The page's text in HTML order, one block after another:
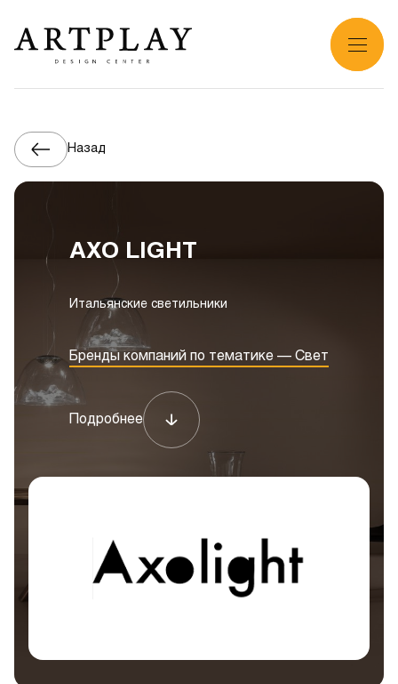
Назад
AXO LIGHT
Итальянские светильники
Бренды компаний по тематике — Свет
Подробнее